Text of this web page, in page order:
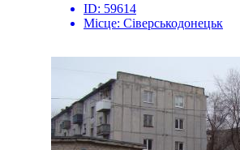
ID: 59614
Місце: Сіверськодонецьк